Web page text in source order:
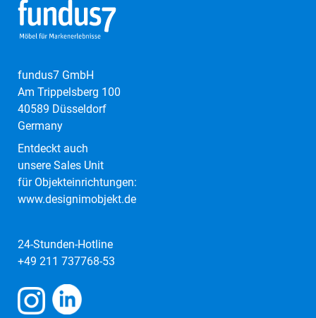
fundus7 GmbH
Am Trippelsberg 100
40589 Düsseldorf
Germany
Entdeckt auch
unsere Sales Unit
für Objekteinrichtungen:
www.designimobjekt.de
24-Stunden-Hotline
+49 211 737768-53